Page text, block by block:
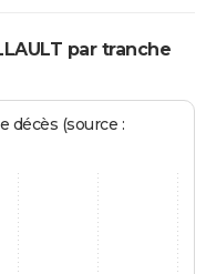
par tranche
décès (source :